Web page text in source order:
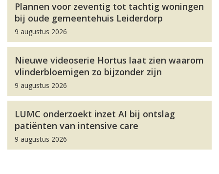
Plannen voor zeventig tot tachtig woningen
bij oude gemeentehuis Leiderdorp
9 augustus 2026
Nieuwe videoserie Hortus laat zien waarom
vlinderbloemigen zo bijzonder zijn
9 augustus 2026
LUMC onderzoekt inzet AI bij ontslag
patiënten van intensive care
9 augustus 2026